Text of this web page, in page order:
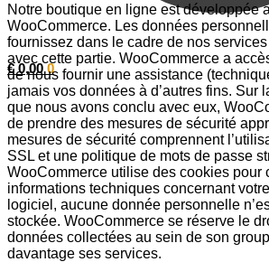
€0,00 0
Notre boutique en ligne est développée
WooCommerce. Les données
fournissez dans le cadre de nos
avec cette partie. WooCommerce a
de nous fournir une assistance
jamais vos données à d’autres fins. Sur
que nous avons conclu avec eux,
de prendre des mesures de sécurité
mesures de sécurité comprennent
SSL et une politique de mots de passe
WooCommerce utilise des cookies pour
informations techniques concernant
logiciel, aucune donnée personnelle
stockée. WooCommerce se réserve le
données collectées au sein de son
davantage ses services.